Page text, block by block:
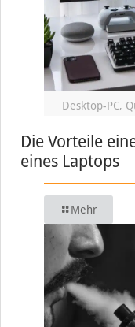
Desktop-PC,
Die Vorteile
eines Laptops
Mehr